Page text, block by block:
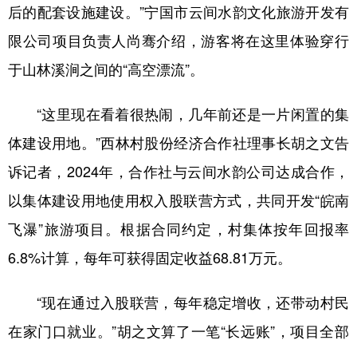
后的配套设施建设。”宁国市云间水韵文化旅游开发有
限公司项目负责人尚骞介绍，游客将在这里体验穿行
于山林溪涧之间的“高空漂流”。
“这里现在看着很热闹，几年前还是一片闲置的集
体建设用地。”西林村股份经济合作社理事长胡之文告
诉记者，2024年，合作社与云间水韵公司达成合作，
以集体建设用地使用权入股联营方式，共同开发“皖南
飞瀑”旅游项目。根据合同约定，村集体按年回报率
6.8%计算，每年可获得固定收益68.81万元。
“现在通过入股联营，每年稳定增收，还带动村民
在家门口就业。”胡之文算了一笔“长远账”，项目全部